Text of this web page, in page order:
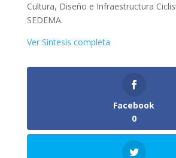
Cultura, Diseño e Infraestructura
SEDEMA.
Ver Síntesis completa
Facebook
0